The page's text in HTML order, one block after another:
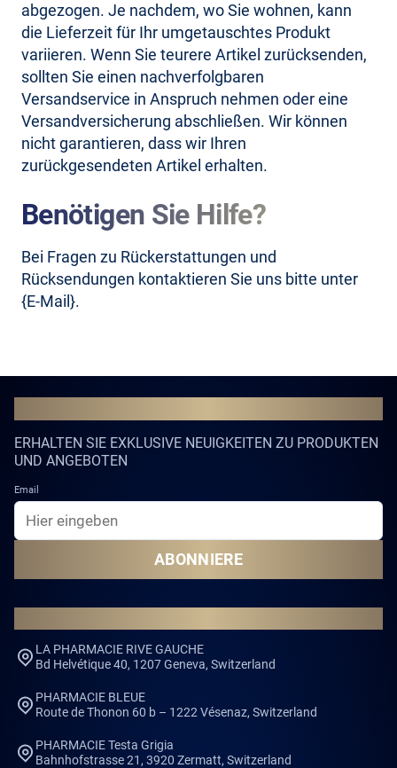
abgezogen. Je nachdem, wo Sie wohnen, kann
die Lieferzeit für Ihr umgetauschtes Produkt
variieren. Wenn Sie teurere Artikel zurücksenden,
sollten Sie einen nachverfolgbaren
Versandservice in Anspruch nehmen oder eine
Versandversicherung abschließen. Wir können
nicht garantieren, dass wir Ihren
zurückgesendeten Artikel erhalten.
Benötigen Sie Hilfe?
Bei Fragen zu Rückerstattungen und
Rücksendungen kontaktieren Sie uns bitte unter
{E-Mail}.
ERHALTEN SIE EXKLUSIVE NEUIGKEITEN ZU PRODUKTEN
UND ANGEBOTEN
Email
ABONNIERE
LA PHARMACIE RIVE GAUCHE
Bd Helvétique 40, 1207 Geneva, Switzerland
PHARMACIE BLEUE
Route de Thonon 60 b – 1222 Vésenaz, Switzerland
PHARMACIE Testa Grigia
Bahnhofstrasse 21, 3920 Zermatt, Switzerland